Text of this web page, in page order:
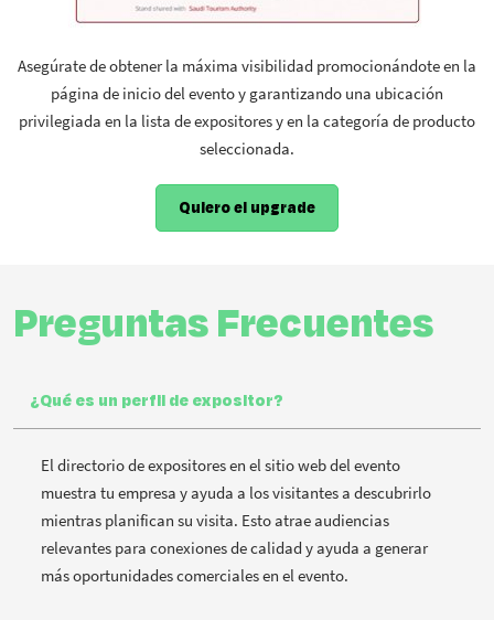
Asegúrate de obtener la máxima visibilidad promocionándote en la
página de inicio del evento y garantizando una ubicación
privilegiada en la lista de expositores y en la categoría de producto
seleccionada.
Quiero el upgrade
Preguntas Frecuentes
¿Qué es un perfil de expositor?
El directorio de expositores en el sitio web del evento
muestra tu empresa y ayuda a los visitantes a descubrirlo
mientras planifican su visita. Esto atrae audiencias
relevantes para conexiones de calidad y ayuda a generar
más oportunidades comerciales en el evento.